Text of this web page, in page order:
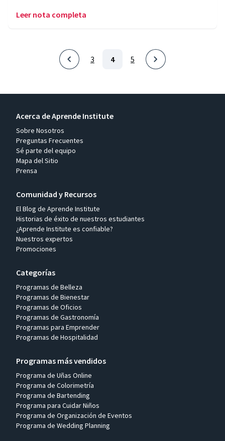
Leer nota completa
3 4 5
Acerca de Aprende Institute
Sobre Nosotros
Preguntas Frecuentes
Sé parte del equipo
Mapa del Sitio
Prensa
Comunidad y Recursos
El Blog de Aprende Institute
Historias de éxito de nuestros estudiantes
¿Aprende Institute es confiable?
Nuestros expertos
Promociones
Categorías
Programas de Belleza
Programas de Bienestar
Programas de Oficios
Programas de Gastronomía
Programas para Emprender
Programas de Hospitalidad
Programas más vendidos
Programa de Uñas Online
Programa de Colorimetría
Programa de Bartending
Programa para Cuidar Niños
Programa de Organización de Eventos
Programa de Wedding Planning